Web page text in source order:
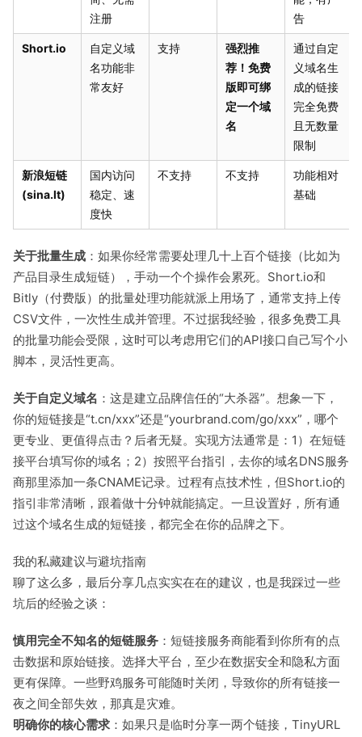
注册
告
Short.io
自定义域
名功能非
常友好
支持
强烈推
荐！免费
版即可绑
定一个域
名
通过自定
义域名生
成的链接
完全免费
且无数量
限制
新浪短链
(sina.lt)
国内访问
稳定、速
度快
不支持 不支持
功能相对
基础
关于批量生成 ：如果你经常需要处理几十上百个链接（比如为
产品目录生成短链），手动一个个操作会累死。Short.io和
Bitly（付费版）的批量处理功能就派上用场了，通常支持上传
CSV文件，一次性生成并管理。不过据我经验，很多免费工具
的批量功能会受限，这时可以考虑用它们的API接口自己写个小
脚本，灵活性更高。
关于自定义域名 ：这是建立品牌信任的“大杀器”。想象一下，
你的短链接是“t.cn/xxx”还是“yourbrand.com/go/xxx”，哪个
更专业、更值得点击？后者无疑。实现方法通常是：1）在短链
接平台填写你的域名；2）按照平台指引，去你的域名DNS服务
商那里添加一条CNAME记录。过程有点技术性，但Short.io的
指引非常清晰，跟着做十分钟就能搞定。一旦设置好，所有通
过这个域名生成的短链接，都完全在你的品牌之下。
我的私藏建议与避坑指南
聊了这么多，最后分享几点实实在在的建议，也是我踩过一些
坑后的经验之谈：
慎用完全不知名的短链服务 ：短链接服务商能看到你所有的点
击数据和原始链接。选择大平台，至少在数据安全和隐私方面
更有保障。一些野鸡服务可能随时关闭，导致你的所有链接一
夜之间全部失效，那真是灾难。
明确你的核心需求 ：如果只是临时分享一两个链接，TinyURL